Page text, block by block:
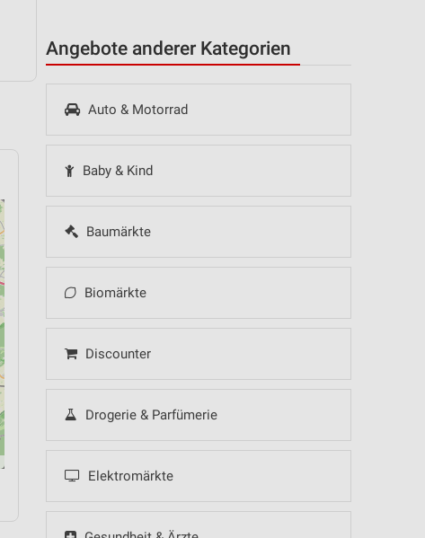
Angebote anderer Kategorien
Auto & Motorrad
Baby & Kind
Baumärkte
Biomärkte
Discounter
Drogerie & Parfümerie
Elektromärkte